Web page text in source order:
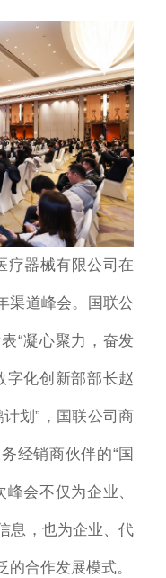
疗器械有限公司在
渠道峰会。国联公
“凝心聚力，奋发
字化创新部部长赵
划”，国联公司商
经销商伙伴的“国
会不仅为企业、
息，也为企业、代
合作发展模式。